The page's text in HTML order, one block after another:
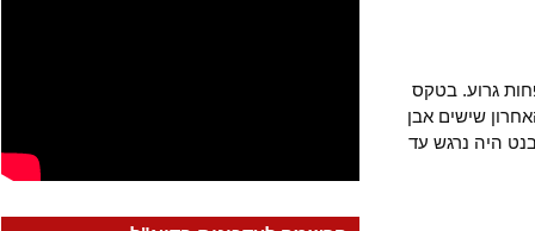
גרוע. בטקס
שישים אבן
היה נרגש עד